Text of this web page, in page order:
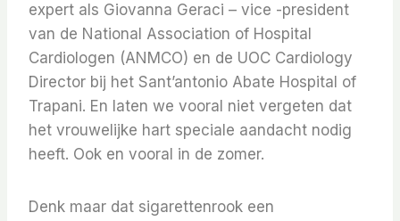
expert als Giovanna Geraci – vice -president
van de National Association of Hospital
Cardiologen (ANMCO) en de UOC Cardiology
Director bij het Sant’antonio Abate Hospital of
Trapani. En laten we vooral niet vergeten dat
het vrouwelijke hart speciale aandacht nodig
heeft. Ook en vooral in de zomer.
Denk maar dat sigarettenrook een